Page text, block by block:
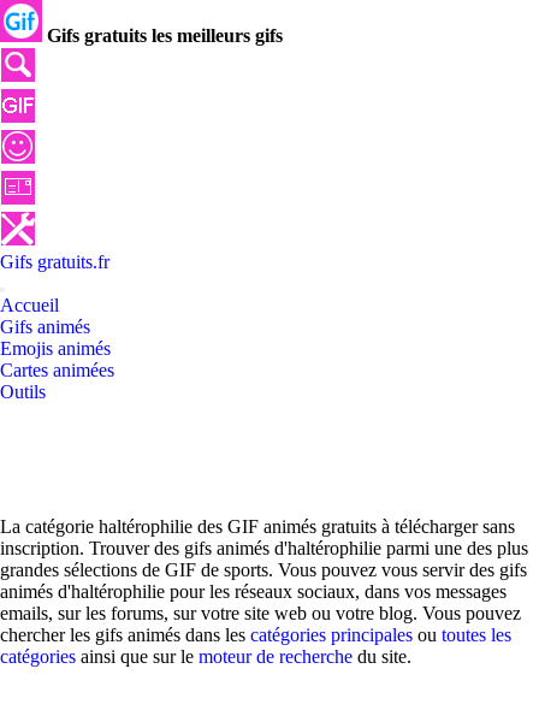
Gifs gratuits les meilleurs gifs
Gifs gratuits.fr
Accueil
Gifs animés
Emojis animés
Cartes animées
Outils
La catégorie haltérophilie des GIF animés gratuits à télécharger sans
inscription. Trouver des gifs animés d'haltérophilie parmi une des plus
grandes sélections de GIF de sports. Vous pouvez vous servir des gifs
animés d'haltérophilie pour les réseaux sociaux, dans vos messages
emails, sur les forums, sur votre site web ou votre blog. Vous pouvez
chercher les gifs animés dans les catégories principales ou toutes les
catégories ainsi que sur le moteur de recherche du site.